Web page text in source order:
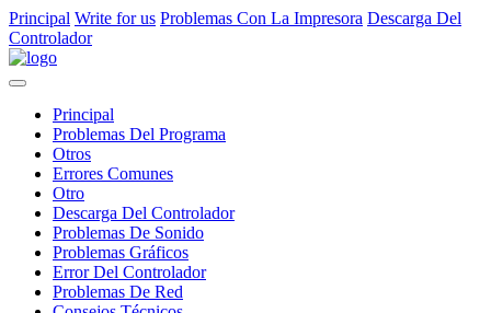
Principal Write for us Problemas Con La Impresora Descarga Del
Controlador
Principal
Problemas Del Programa
Otros
Errores Comunes
Otro
Descarga Del Controlador
Problemas De Sonido
Problemas Gráficos
Error Del Controlador
Problemas De Red